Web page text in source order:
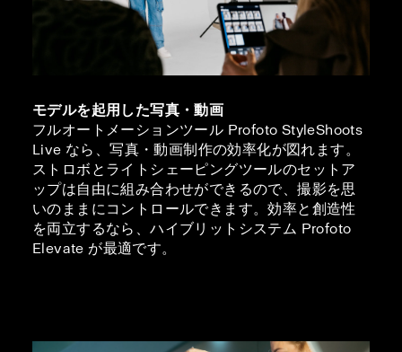
モデルを起用した写真・動画
フルオートメーションツール Profoto StyleShoots
Live なら、写真・動画制作の効率化が図れます。
ストロボとライトシェーピングツールのセットア
ップは自由に組み合わせができるので、撮影を思
いのままにコントロールできます。効率と創造性
を両立するなら、ハイブリットシステム Profoto
Elevate が最適です。